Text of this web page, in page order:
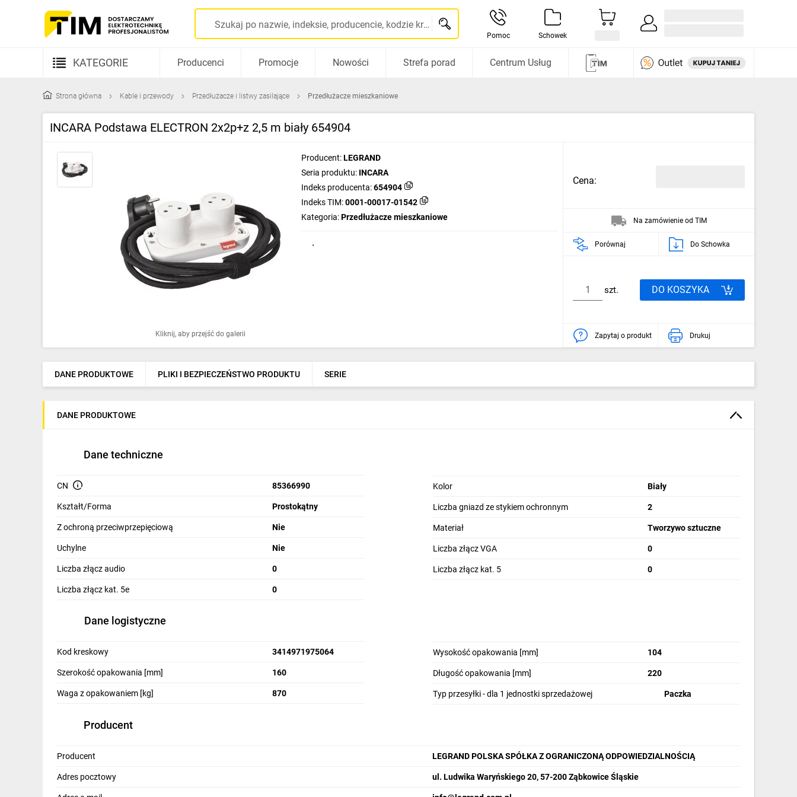
Szukaj po nazwie, indeksie, producencie, kodzie kreskowym...
Pomoc Schowek
KATEGORIE
Kable i przewody
Elementy prowadzenia kabli
Oprawy oświetleniowe
Ogrzewanie
Elektronarzędzia i mierniki
Dom i ogród
Odzież ochronna i BHP
Inne
Wentylacja i rekuperacja
Producenci Promocje Nowości Strefa porad Centrum Usług
Strona główna Kable i przewody Przedłużacze i listwy zasilające Przedłużacze mieszkaniowe
INCARA Podstawa ELECTRON 2x2p+z 2,5 m biały 654904
Kliknij, aby przejść do galerii
Producent:LEGRAND
Seria produktu: INCARA
Indeks producenta:654904
Indeks TIM:0001-00017-01542
Kategoria:Przedłużacze mieszkaniowe
Cena:
Na zamówienie od TIM
Porównaj Do Schowka
szt. DO KOSZYKA
Zapytaj o produkt Drukuj
DANE PRODUKTOWE PLIKI I BEZPIECZEŃSTWO PRODUKTU SERIE
DANE PRODUKTOWE
Dane techniczne
CN 85366990
Kształt/Forma Prostokątny
Z ochroną przeciwprzepięciową Nie
Uchylne Nie
Liczba złącz audio 0
Liczba złącz kat. 5e 0
Kolor Biały
Liczba gniazd ze stykiem ochronnym 2
Materiał Tworzywo sztuczne
Liczba złącz VGA 0
Liczba złącz kat. 5 0
Dane logistyczne
Kod kreskowy 3414971975064
Szerokość opakowania [mm] 160
Waga z opakowaniem [kg] 870
Wysokość opakowania [mm] 104
Długość opakowania [mm] 220
Typ przesyłki - dla 1 jednostki sprzedażowej Paczka
Producent
Producent LEGRAND POLSKA SPÓŁKA Z OGRANICZONĄ ODPOWIEDZIALNOŚCIĄ
Adres pocztowy ul. Ludwika Waryńskiego 20, 57-200 Ząbkowice Śląskie